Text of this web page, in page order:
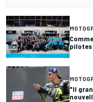
pilotes
"Il